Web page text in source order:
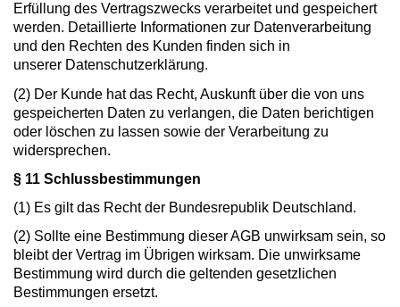
Erfüllung des Vertragszwecks verarbeitet und gespeichert
werden. Detaillierte Informationen zur Datenverarbeitung
und den Rechten des Kunden finden sich in
unserer Datenschutzerklärung.
(2) Der Kunde hat das Recht, Auskunft über die von uns
gespeicherten Daten zu verlangen, die Daten berichtigen
oder löschen zu lassen sowie der Verarbeitung zu
widersprechen.
§ 11 Schlussbestimmungen
(1) Es gilt das Recht der Bundesrepublik Deutschland.
(2) Sollte eine Bestimmung dieser AGB unwirksam sein, so
bleibt der Vertrag im Übrigen wirksam. Die unwirksame
Bestimmung wird durch die geltenden gesetzlichen
Bestimmungen ersetzt.